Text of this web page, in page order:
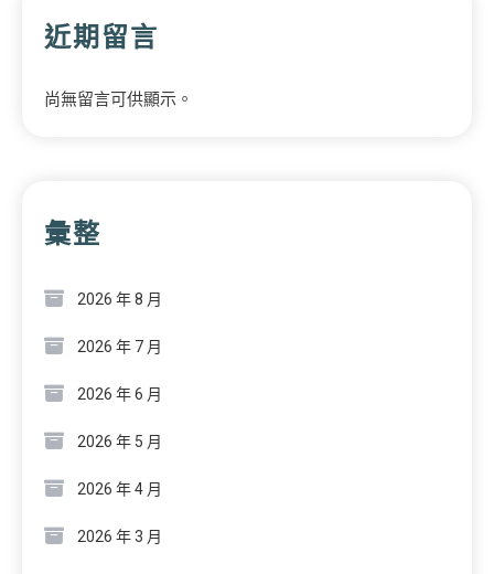
近期留言
尚無留言可供顯示。
彙整
2026 年 8 月
2026 年 7 月
2026 年 6 月
2026 年 5 月
2026 年 4 月
2026 年 3 月